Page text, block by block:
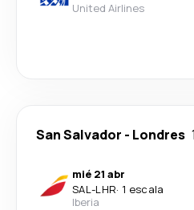
United Airlines
San Salvador - Londres
mié 21 abr
SAL-LHR· 1 escala
Iberia